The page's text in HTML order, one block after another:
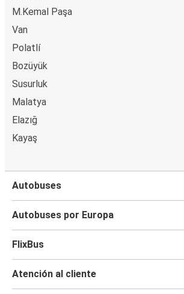
M.Kemal Paşa
Van
Polatlí
Bozüyük
Susurluk
Malatya
Elazığ
Kayaş
Autobuses
Autobuses por Europa
FlixBus
Atención al cliente